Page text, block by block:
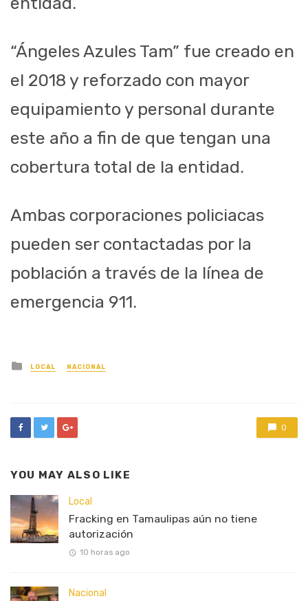
“Ángeles Azules Tam” fue creado en
el 2018 y reforzado con mayor
equipamiento y personal durante
este año a fin de que tengan una
cobertura total de la entidad.
Ambas corporaciones policiacas
pueden ser contactadas por la
población a través de la línea de
emergencia 911.
Posted
in
LOCAL NACIONAL
0
YOU MAY ALSO LIKE
Local
Fracking en Tamaulipas aún no tiene
autorización
10 horas ago
Nacional